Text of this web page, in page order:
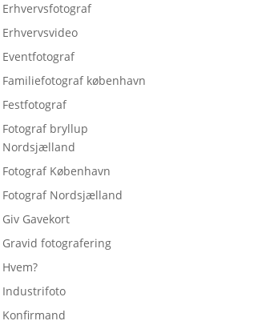
Erhvervsfotograf
Erhvervsvideo
Eventfotograf
Familiefotograf københavn
Festfotograf
Fotograf bryllup
Nordsjælland
Fotograf København
Fotograf Nordsjælland
Giv Gavekort
Gravid fotografering
Hvem?
Industrifoto
Konfirmand